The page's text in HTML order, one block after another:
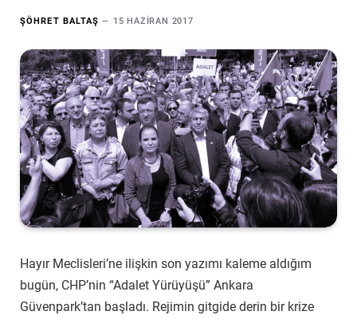
ŞÖHRET BALTAŞ 15 HAZIRAN 2017
Hayır Meclisleri’ne ilişkin son yazımı kaleme aldığım
bugün, CHP’nin “Adalet Yürüyüşü” Ankara
Güvenpark’tan başladı. Rejimin gitgide derin bir krize